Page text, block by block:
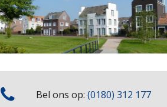
Bel ons op: (0180) 312 177